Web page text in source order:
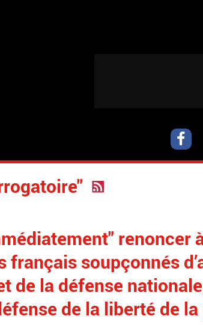
renoncer
soupçonnés
de la défense
de la liberté de la